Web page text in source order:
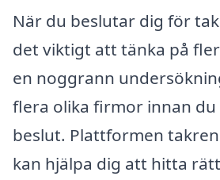
När du beslutar dig för
det viktigt att tänka på
en noggrann
flera olika firmor innan
beslut. Plattformen
kan hjälpa dig att hitta